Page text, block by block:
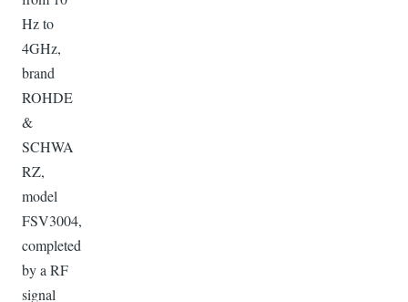
Hz to
4GHz,
brand
ROHDE
&
SCHWA
RZ,
model
FSV3004,
completed
by a RF
signal